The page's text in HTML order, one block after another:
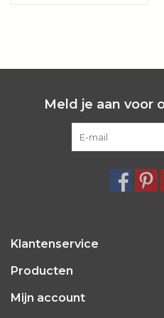
Meld je aan voor
Klantenservice
Producten
Mijn account